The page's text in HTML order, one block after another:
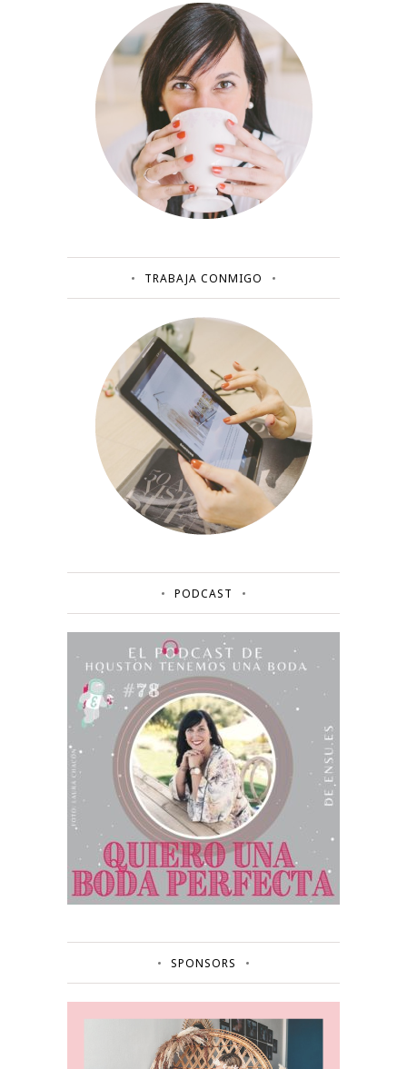
TRABAJA CONMIGO
PODCAST
SPONSORS